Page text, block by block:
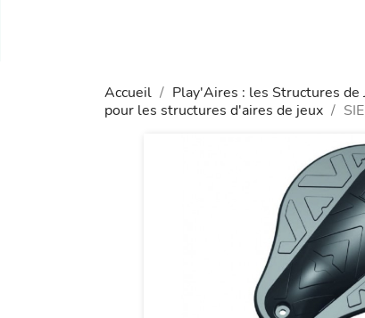
Accueil Play'Aires : les Structures de
pour les structures d'aires de jeux